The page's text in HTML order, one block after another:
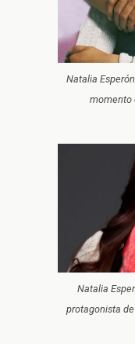
Natalia
momento
Natalia
protagonista